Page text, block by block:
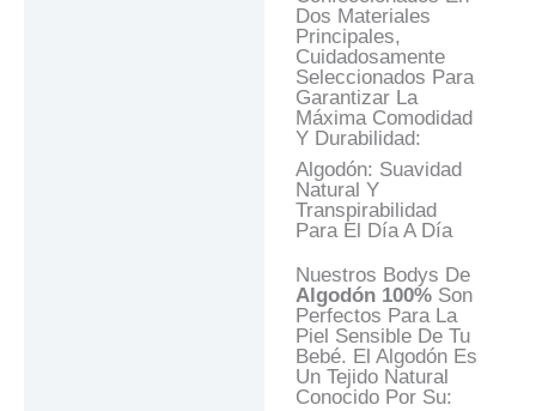
Dos Materiales
Principales,
Cuidadosamente
Seleccionados Para
Garantizar La
Máxima Comodidad
Y Durabilidad:
Algodón: Suavidad
Natural Y
Transpirabilidad
Para El Día A Día
Nuestros Bodys De
Algodón 100%Son
Perfectos Para La
Piel Sensible De Tu
Bebé. El Algodón Es
Un Tejido Natural
Conocido Por Su: